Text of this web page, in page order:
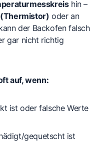
hin –
oder an
der Backofen falsch
gar nicht richtig
auf, wenn:
ist oder falsche Werte
gequetscht ist